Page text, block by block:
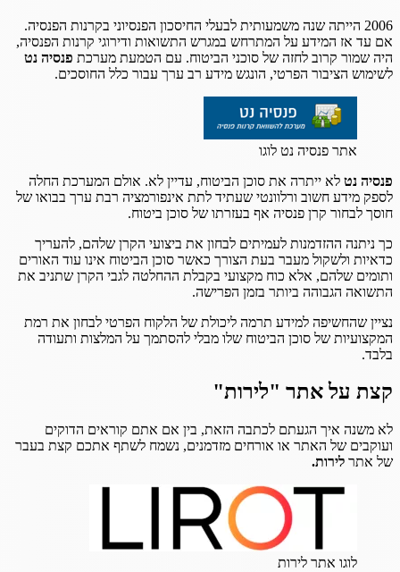
2006 הייתה שנה משמעותית לבעלי החיסכון הפנסיוני בקרנות הפנסיה.
אם עד אז המידע על המתרחש במגרש התשואות ודירוגי קרנות הפנסיה,
היה שמור קרוב לחזה של סוכני הביטוח. עם הטמעת מערכת פנסיה נט
לשימוש הציבור הפרטי, הונגש מידע רב ערך עבור כלל החוסכים.
אתר פנסיה נט לוגו
פנסיה נט לא ייתרה את סוכן הביטוח, עדיין לא. אולם המערכת החלה
לספק מידע חשוב ורלוונטי שעתיד לתת אינפורמציה רבת ערך בבואו של
חוסך לבחור קרן פנסיה אף בעזרתו של סוכן ביטוח.
כך ניתנה ההזדמנות לעמיתים לבחון את ביצועי הקרן שלהם, להעריך
כדאיות ולשקול מעבר בעת הצורך כאשר סוכן הביטוח אינו עוד האורים
ותומים שלהם, אלא כוח מקצועי בקבלת ההחלטה לגבי הקרן שתניב את
התשואה הגבוהה ביותר בזמן הפרישה.
נציין שהחשיפה למידע תרמה ליכולת של הלקוח הפרטי לבחון את רמת
המקצועיות של סוכן הביטוח שלו מבלי להסתמך על המלצות ותעודה
בלבד.
קצת על אתר "לירות"
לא משנה איך הגעתם לכתבה הזאת, בין אם אתם קוראים הדוקים
ועוקבים של האתר או אורחים מזדמנים, נשמח לשתף אתכם קצת בעבר
של אתר לירות.
לוגו אתר לירות